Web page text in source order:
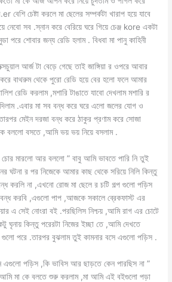
বেশি চেষ্টা করলে মা ছেলের সম্পর্কটা খারাপ হয়ে যাবে
নেবো সব .স্নান করে বেরিয়ে ঘরে গিয়ে চেঞ্জ kore একটা
পরে শোবার জন্য রেডি হলাম . বিধবা মা পানু কাহিনী
আর্জ টা বেড়ে গেছে তাই জাঙ্গিয়া র ওপরে আবার
করে বাথরুম থেকে পুরো রেডি হয়ে বের হলো ফলে আমার
রেডি করলাম ,মশারি টাঙাতে যাবো দেখলাম মশারি র
দিলাম .এবার মা সব বন্ধ করে ঘরে এলো জলের যোগ ও
মেইন দরজা বন্ধ করে ঠাকুর প্রণাম করে সোজা
বললো বসতে ,আমি ভয় ভয় নিয়ে বসলাম .
মারলো আর বললো ” বাবু আমি ভাবতে পারি নি তুই
ঘটনা র পর নিজেকে আমার কাছ থেকে সরিয়ে নিলি কিন্তু
করলি না ,এখনো রোজ মা ছেলে র চটি গল্প গুলো পড়িস
করবি ,এগুলো পাপ ,আজকে সকালে ব্রেকফাস্ট এর
এ সেই নোংরা বই .পরছিলিস নিশ্চয় ,আমি রাগ এর চোটে
ঘৃনায় কিন্তু পরেরটা নিজের ইচ্ছা তে ,আমি দেখতে
গুলো পরে .তারপর বুঝলাম তুই কামনার বসে এগুলো পড়িস .
এগুলো পড়িস ,কি ভাবিস আর ছাড়তে কেন পারছিস না ”
আমি মা কে বলতে শুরু করলাম ,মা আমি এই বইগুলো পড়া